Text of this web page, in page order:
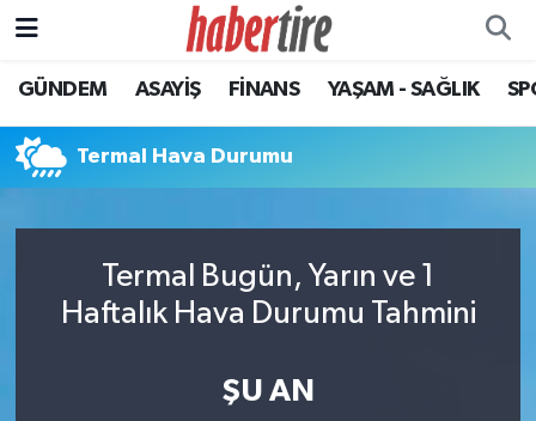
GÜNDEM ASAYİŞ FİNANS YAŞAM - SAĞLIK
Termal Hava Durumu
Termal Bugün, Yarın ve 1
Haftalık Hava Durumu Tahmini
ŞU AN
Tire Nöbetçi Eczaneler
Tire Hava Durumu
Süper Lig Puan Durumu ve Fikstür
Son Dakika Haberleri